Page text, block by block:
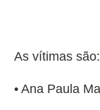
As vítimas são:
• Ana Paula